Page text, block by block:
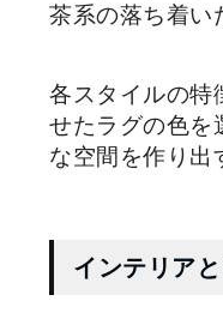
茶系の落ち着い
各スタイルの特
せたラグの色を
な空間を作り出
インテリア